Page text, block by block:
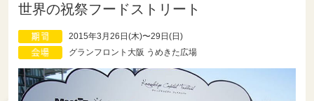
世界の祝祭フードストリート
2015年3月26日(木)〜29日(日)
グランフロント大阪 うめきた広場